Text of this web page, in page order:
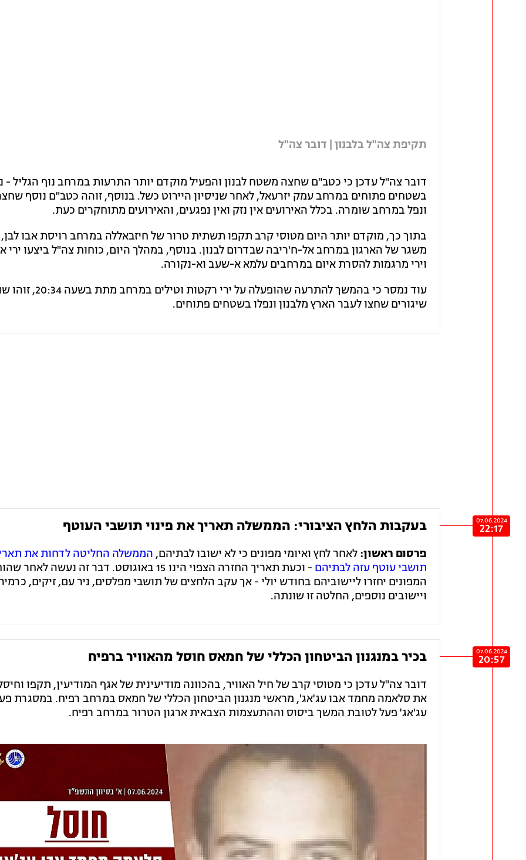
תקיפת צה"ל בלבנון | דובר צה"ל
דובר צה"ל עדכן כי כטב"ם שחצה משטח לבנון והפעיל מוקדם יותר התרעות במרחב נוף הגליל -
בשטחים פתוחים במרחב עמק יזרעאל, לאחר שניסיון היירוט כשל. בנוסף, זוהה כטב"ם נוסף
ונפל במרחב שומרה. בכלל האירועים אין נזק ואין נפגעים, והאירועים מתוחקרים כעת.
בתוך כך, מוקדם יותר היום מטוסי קרב תקפו תשתית טרור של חיזבאללה במרחב רויסת אבו לבן,
משגר של הארגון במרחב אל-ח'ריבה שבדרום לבנון. בנוסף, במהלך היום, כוחות צה"ל ביצעו ירי
וירי מרגמות להסרת איום במרחבים עלמא א-שעב וא-נקורה.
עוד נמסר כי בהמשך להתרעה שהופעלה על ירי רקטות וטילים במרחב מתת
שיגורים שחצו לעבר הארץ מלבנון ונפלו בשטחים פתוחים.
07.06.2024
22:17 בעקבות הלחץ הציבורי: הממשלה תאריך את פינוי תושבי העוטף
פרסום ראשון: לאחר לחץ ואיומי מפונים כי לא ישובו לבתיהם, הממשלה החליטה לדחות את
תושבי עוטף עזה לבתיהם
- וכעת תאריך החזרה הצפוי הינו 15 באוגוסט. דבר זה נעשה
המפונים יחזרו ליישוביהם בחודש יולי - אך עקב הלחצים של תושבי מפלסים, ניר עם, זיקים,
ויישובים נוספים, החלטה זו שונתה.
07.06.2024
20:57 בכיר במנגנון הביטחון הכללי של חמאס חוסל מהאוויר ברפיח
דובר צה"ל עדכן כי מטוסי קרב של חיל האוויר, בהכוונה מודיעינית של אגף המודיעין, תקפו
את סלאמה מחמד אבו עג'אג', מראשי מנגנון הביטחון הכללי של חמאס במרחב רפיח. במסגרת
עג'אג' פעל לטובת המשך ביסוס וההתעצמות הצבאית ארגון הטרור במרחב רפיח.